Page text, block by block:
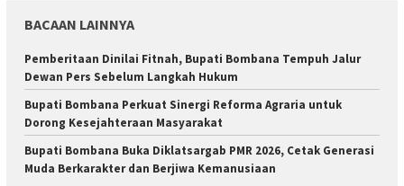
BACAAN LAINNYA
Pemberitaan Dinilai Fitnah, Bupati Bombana Tempuh Jalur
Dewan Pers Sebelum Langkah Hukum
Bupati Bombana Perkuat Sinergi Reforma Agraria untuk
Dorong Kesejahteraan Masyarakat
Bupati Bombana Buka Diklatsargab PMR 2026, Cetak Generasi
Muda Berkarakter dan Berjiwa Kemanusiaan